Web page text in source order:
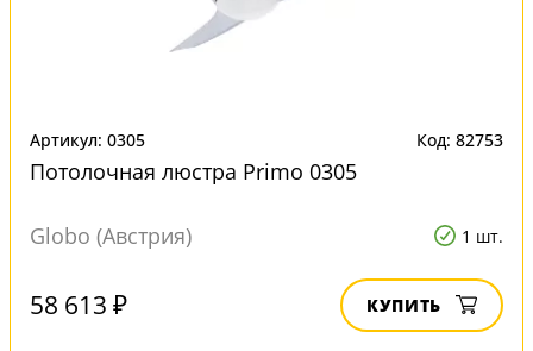
Артикул: 0305 Код: 82753
Потолочная люстра Primo 0305
Globo (Австрия) 1 шт.
58 613 ₽ КУПИТЬ